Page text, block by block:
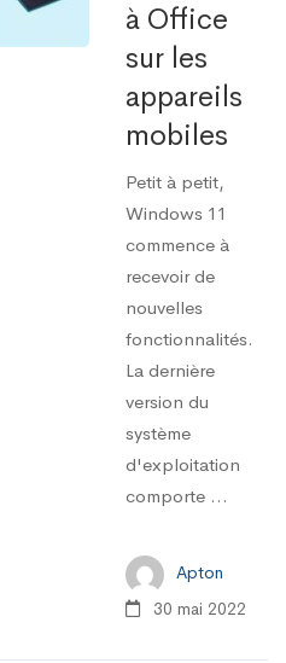
à Office
sur les
appareils
mobiles
Petit à petit,
Windows 11
commence à
recevoir de
nouvelles
fonctionnalités.
La dernière
version du
système
d'exploitation
comporte ...
Apton
30 mai 2022